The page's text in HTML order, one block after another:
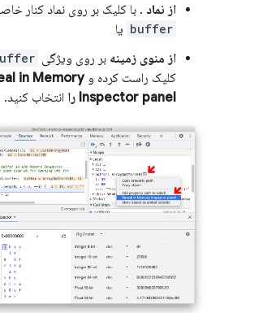
از نماد . با کلیک بر روی نماد کنار
buffer یا
از منوی زمینه بر روی ویژگی
کلیک راست کرده وin Memory
Inspector panel را
انتخاب کنید.